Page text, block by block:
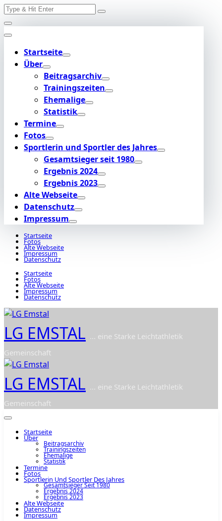
Skip
to
content
Search
Startseite
Über
Beitragsarchiv
Trainingszeiten
Ehemalige
Statistik
Termine
Fotos
Sportlerin und Sportler des Jahres
Gesamtsieger seit 1980
Ergebnis 2024
Ergebnis 2023
Alte Webseite
Datenschutz
Impressum
Startseite
Fotos
Alte Webseite
Impressum
Datenschutz
Startseite
Fotos
Alte Webseite
Impressum
Datenschutz
LG EMSTAL ... eine Starke Leichtathletik
Gemeinschaft
LG EMSTAL ... eine Starke Leichtathletik
Gemeinschaft
Startseite
Über
Beitragsarchiv
Trainingszeiten
Ehemalige
Statistik
Termine
Fotos
Sportlerin Und Sportler Des Jahres
Gesamtsieger Seit 1980
Ergebnis 2024
Ergebnis 2023
Alte Webseite
Datenschutz
Impressum